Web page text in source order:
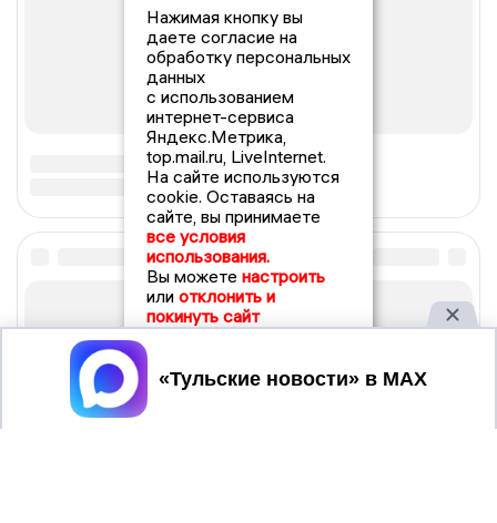
Нажимая кнопку вы
даете согласие на
обработку персональных
данных
с использованием
интернет-сервиса
Яндекс.Метрика,
top.mail.ru, LiveInternet.
На сайте используются
cookie. Оставаясь на
сайте, вы принимаете
все условия
использования.
Вы можете настроить
или отклонить и
покинуть сайт
Принять